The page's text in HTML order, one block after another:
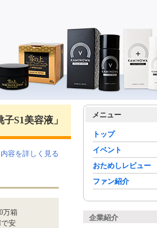
S1美容液」
容を詳しく見る
万箱
安
メニュー
トップ
イベント
おためしレビュー
ファン紹介
企業紹介